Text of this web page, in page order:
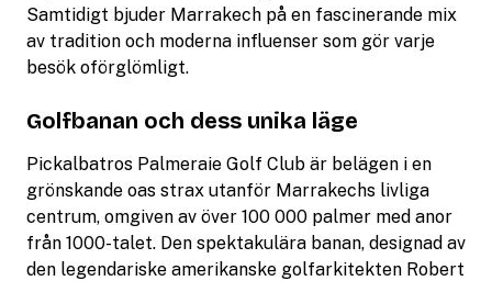
Samtidigt bjuder Marrakech på en fascinerande mix
av tradition och moderna influenser som gör varje
besök oförglömligt.
Golfbanan och dess unika läge
Pickalbatros Palmeraie Golf Club är belägen i en
grönskande oas strax utanför Marrakechs livliga
centrum, omgiven av över 100 000 palmer med anor
från 1000-talet. Den spektakulära banan, designad av
den legendariske amerikanske golfarkitekten Robert